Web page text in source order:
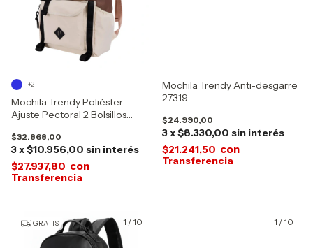
Mochila Trendy Poliéster
Ajuste Pectoral 2 Bolsillos
$32.868,00
3x$10.956,00 sin interés
$27.937,80 con
+2
Mochila Trendy Anti-desgarre
27319
$24.990,00
3x$8.330,00 sin interés
$21.241,50 con
1 /10
GRATIS 1 /10